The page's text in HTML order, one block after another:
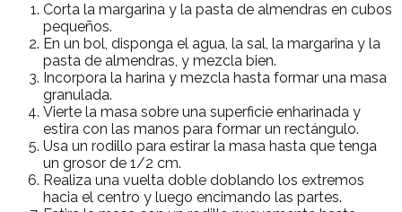
Corta la margarina y la pasta de almendras en cubos
pequeños.
En un bol, disponga el agua, la sal, la margarina y la
pasta de almendras, y mezcla bien.
Incorpora la harina y mezcla hasta formar una masa
granulada.
Vierte la masa sobre una superficie enharinada y
estira con las manos para formar un rectángulo.
Usa un rodillo para estirar la masa hasta que tenga
un grosor de 1/2 cm.
Realiza una vuelta doble doblando los extremos
hacia el centro y luego encimando las partes.